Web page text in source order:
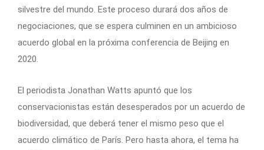
silvestre del mundo. Este proceso durará dos años de
negociaciones, que se espera culminen en un ambicioso
acuerdo global en la próxima conferencia de Beijing en
2020.
El periodista Jonathan Watts apuntó que los
conservacionistas están desesperados por un acuerdo de
biodiversidad, que deberá tener el mismo peso que el
acuerdo climático de París. Pero hasta ahora, el tema ha